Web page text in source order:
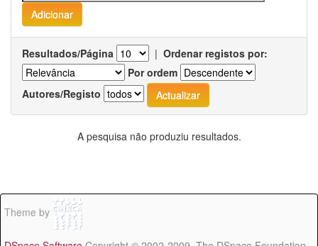
Resultados/Página | Ordenar registos por:
Por ordem
Autores/Registo
A pesquisa não produziu resultados.
Theme by